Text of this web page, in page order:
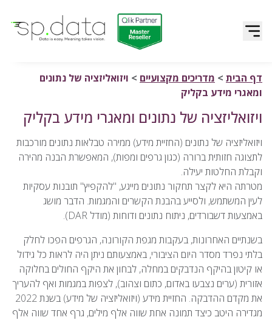
לדלג לתוכן
דף הבית > מדריכים מקצועיים > ויזואליזציה של נתונים
ומאגרי מידע בקליק
ויזואליזציה של נתונים ומאגרי מידע בקליק
ויזואליזציה של נתונים (החזיית מידע) ממירה טבלאות נתונים מורכבות
לתצוגה חזותית ברורה (כגון גרפים ומפות), המאפשרת הבנה מהירה
וקבלת החלטות יעילה.
מטרתה היא לקצר תחקור נתונים מייגע, "להקפיץ" תובנות עסקיות
לעין המשתמש, ולסייע בהבנת הקשרים והמגמות. הדבר מושג
באמצעות דשבורדים, ניתוח נתונים ודוחות (מודל DAR).
בשנתיים האחרונות, בעקבות מגפת הקורונה, הגרפים הפכו לחלק
בלתי נפרד מסדר היום הציבורי, באמצעותם ניתן היה לראות כל גידול
או קיטון בהיקף הנדבקים במחלה, לבחון את היקף החולים בחלוקה
אזורית (ערים נצבעו באדום, כתום וצהוב), לצפות במגמות ואף להעריך
את מקדם ההדבקה. החזיית מידע (ויזואליזציה של מידע) בשנת 2022
מגדירה היטב כיצד תמונה אחת שווה אלף מילים, גרף אחד שווה אלף